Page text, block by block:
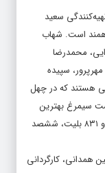
سعید
است. شهاب
محمدرضا
سپیده
هستند که در چهل
سیمرغ بهترین
فیلم اول را دریافت کند. این فیلم با فروش ۶ هزار و ۸۳۱ بلیت، ششصد
محمدامین همدانی، کارگردانی